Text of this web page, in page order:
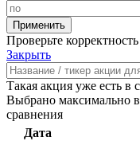
Проверьте
Закрыть
Такая акция уже есть в
Выбрано максимально
сравнения
Дата